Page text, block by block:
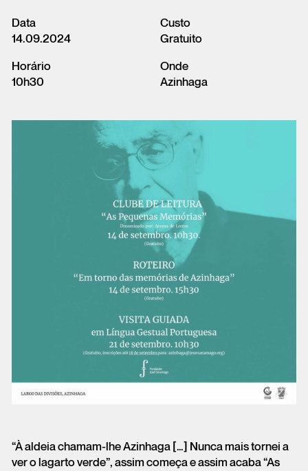
Carrito
Acceso
Data
14.09.2024
Horário
10h30
Custo
Gratuito
Onde
Azinhaga
“À aldeia chamam-lhe Azinhaga […] Nunca mais tornei a
ver o lagarto verde”, assim começa e assim acaba “As